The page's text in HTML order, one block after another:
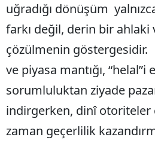
uğradığı dönüşüm
farkı değil, derin bir ahlaki
çözülmenin
ve piyasa mantığı, “helal”i
sorumluluktan ziyade
indirgerken, dinî otoriteler
zaman geçerlilik